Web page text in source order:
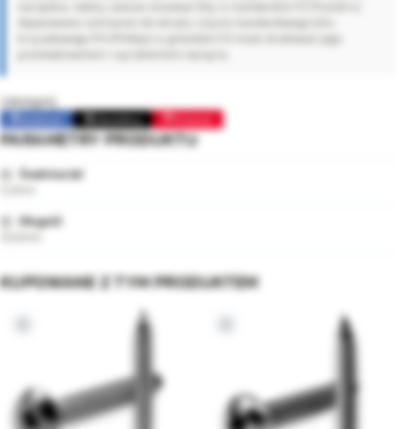
dopasowane rozmiarem do wkrętu. Użycie standardowego bitu
krzyżakowego PH (Phillips) w gnieździe PZ może skutkować jego
Udostępnij:
Opublikuj Pinterest
PARAMETRY PRODUKTU
Średnica (⌀)
Długość
KUPOWANE Z TYM PRODUKTEM